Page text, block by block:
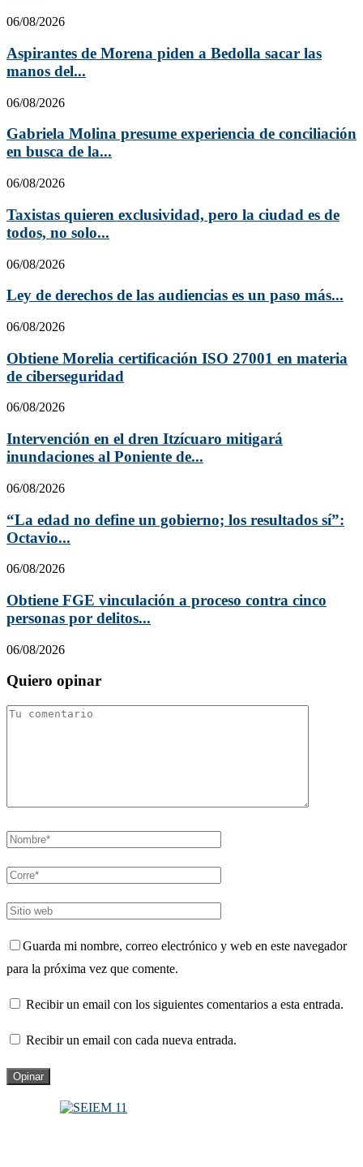
06/08/2026
Aspirantes de Morena piden a Bedolla sacar las
manos del...
06/08/2026
Gabriela Molina presume experiencia de conciliación
en busca de la...
06/08/2026
Taxistas quieren exclusividad, pero la ciudad es de
todos, no solo...
06/08/2026
Ley de derechos de las audiencias es un paso más...
06/08/2026
Obtiene Morelia certificación ISO 27001 en materia
de ciberseguridad
06/08/2026
Intervención en el dren Itzícuaro mitigará
inundaciones al Poniente de...
06/08/2026
“La edad no define un gobierno; los resultados sí”:
Octavio...
06/08/2026
Obtiene FGE vinculación a proceso contra cinco
personas por delitos...
06/08/2026
Quiero opinar
Guarda mi nombre, correo electrónico y web en este navegador
para la próxima vez que comente.
Recibir un email con los siguientes comentarios a esta entrada.
Recibir un email con cada nueva entrada.